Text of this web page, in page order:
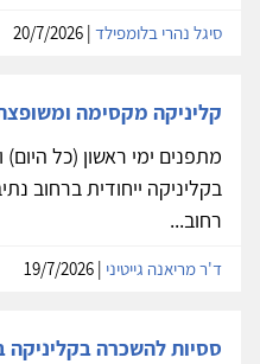
סיגל נהרי בלומפילד
קליניקה מקסימה
מתפנים ימי ראשון (כל
בקליניקה ייחודית ברחוב
רחוב...
ד'ר מריאנה גייטיני
ססיות להשכרה בקליניקה